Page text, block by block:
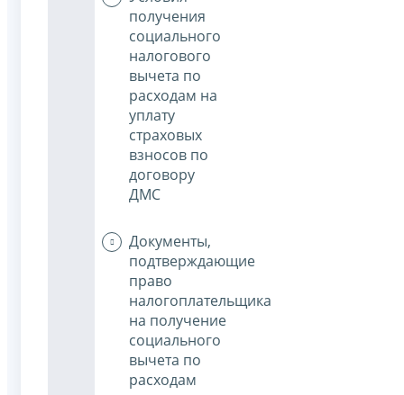
получения
социального
налогового
вычета по
расходам на
уплату
страховых
взносов по
договору
ДМС
Документы,
подтверждающие
право
налогоплательщика
на получение
социального
вычета по
расходам